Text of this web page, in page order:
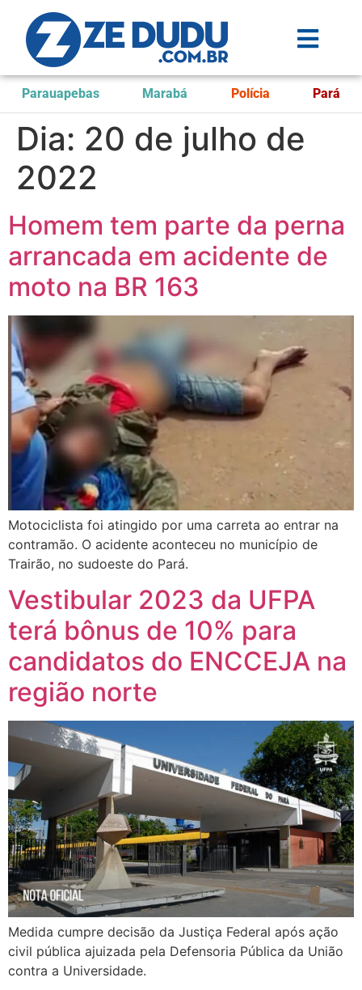
Parauapebas Marabá Polícia Pará
Dia: 20 de julho de
2022
Homem tem parte da perna
arrancada em acidente de
moto na BR 163
Motociclista foi atingido por uma carreta ao entrar na
contramão. O acidente aconteceu no município de
Trairão, no sudoeste do Pará.
Vestibular 2023 da UFPA
terá bônus de 10% para
candidatos do ENCCEJA na
região norte
Medida cumpre decisão da Justiça Federal após ação
civil pública ajuizada pela Defensoria Pública da União
contra a Universidade.